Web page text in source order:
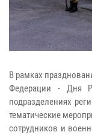
В рамках
Федерации - Дня
подразделениях
тематические
сотрудников и